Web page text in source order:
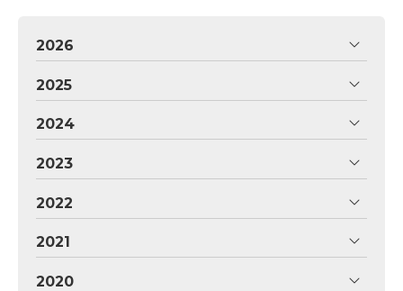
2026
2025
2024
2023
2022
2021
2020